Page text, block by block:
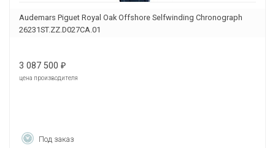
Audemars Piguet Royal Oak Offshore Selfwinding Chronograph
26231ST.ZZ.D027CA.01
3 087 500 ₽
цена производителя
Под заказ